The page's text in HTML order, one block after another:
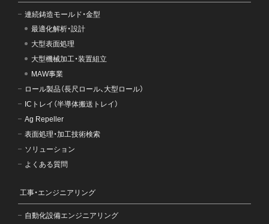
連続鋳造モールド・金型
最適化解析・設計
大型表面処理
大型機械加工・装置組立
MAW事業
ロール製品（長尺ロール、大型ロール）
ICトレイ（半導体搬送トレイ）
Ag Repeller
表面処理・加工技術検索
ソリューション
よくある質問
工事・エンジニアリング
自動化設備エンジニアリング